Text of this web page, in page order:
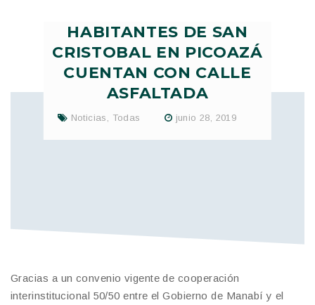
HABITANTES DE SAN
CRISTOBAL EN PICOAZÁ
CUENTAN CON CALLE
ASFALTADA
Noticias , Todas junio 28, 2019
Gracias a un convenio vigente de cooperación
interinstitucional 50/50 entre el Gobierno de Manabí y el